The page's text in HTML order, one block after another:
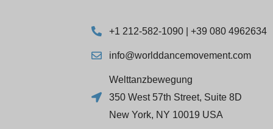
+1 212-582-1090 | +39 080 4962634
info@worlddancemovement.com
Welttanzbewegung
350 West 57th Street, Suite 8D
New York, NY 10019 USA